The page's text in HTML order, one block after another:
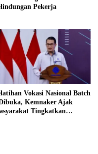
Pekerja
Vokasi Nasional Batch
Kemnaker Ajak
Tingkatkan